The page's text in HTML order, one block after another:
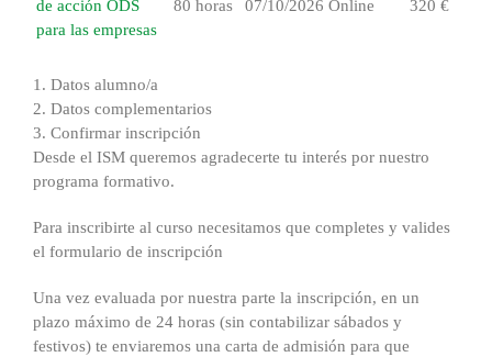
de acción ODS
para las empresas
80 horas 07/10/2026 Online 320 €
1. Datos alumno/a
2. Datos complementarios
3. Confirmar inscripción
Desde el ISM queremos agradecerte tu interés por nuestro
programa formativo.
Para inscribirte al curso necesitamos que completes y valides
el formulario de inscripción
Una vez evaluada por nuestra parte la inscripción, en un
plazo máximo de 24 horas (sin contabilizar sábados y
festivos) te enviaremos una carta de admisión para que